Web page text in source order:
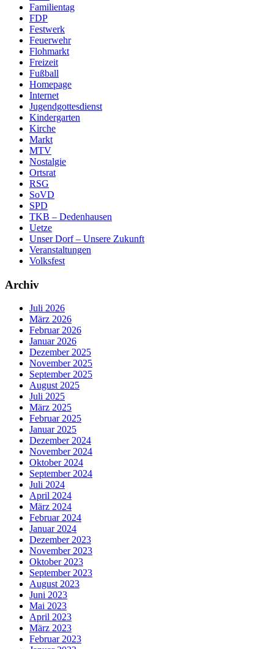
Familientag
FDP
Festwerk
Feuerwehr
Flohmarkt
Freizeit
Fußball
Homepage
Internet
Jugendgottesdienst
Kindergarten
Kirche
Markt
MTV
Nostalgie
Ortsrat
RSG
SoVD
SPD
TKB – Dedenhausen
Uetze
Unser Dorf – Unsere Zukunft
Veranstaltungen
Volksfest
Archiv
Juli 2026
März 2026
Februar 2026
Januar 2026
Dezember 2025
November 2025
September 2025
August 2025
Juli 2025
März 2025
Februar 2025
Januar 2025
Dezember 2024
November 2024
Oktober 2024
September 2024
Juli 2024
April 2024
März 2024
Februar 2024
Januar 2024
Dezember 2023
November 2023
Oktober 2023
September 2023
August 2023
Juni 2023
Mai 2023
April 2023
März 2023
Februar 2023